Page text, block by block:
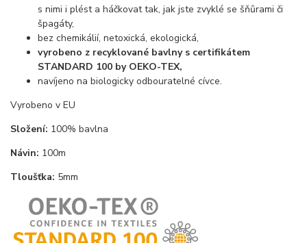
s nimi i plést a háčkovat tak, jak jste zvyklé se šňůrami či
špagáty,
bez chemikálií, netoxická, ekologická,
vyrobeno z recyklované bavlny s certifikátem
STANDARD 100 by OEKO-TEX,
navíjeno na biologicky odbouratelné cívce.
Vyrobeno v EU
Složení: 100% bavlna
Návin: 100m
Tloušťka: 5mm